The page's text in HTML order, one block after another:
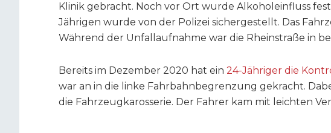
Klinik gebracht. Noch vor Ort wurde Alkoholeinfluss
Jährigen wurde von der Polizei sichergestellt. Das
Während der Unfallaufnahme war die Rheinstraße in
Bereits im Dezember 2020 hat ein 24-Jähriger die
war an in die linke Fahrbahnbegrenzung gekracht.
die Fahrzeugkarosserie. Der Fahrer kam mit leichten